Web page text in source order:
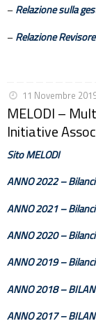
–Relazione sulla
–Relazione Revisore
11 Novembre
MELODI –
Initiative
Sito MELODI
ANNO 2022 –
ANNO 2021 –
ANNO 2020 –
ANNO 2019 –
ANNO 2018–
ANNO 2017 –